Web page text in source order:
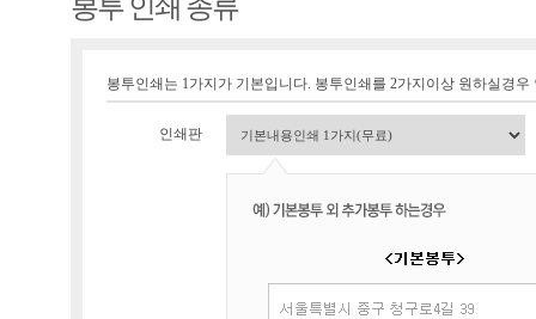
봉투 인쇄 종류
봉투인쇄는 1가지가 기본입니다. 봉투인쇄를 2가지이상 원하실경
인쇄판